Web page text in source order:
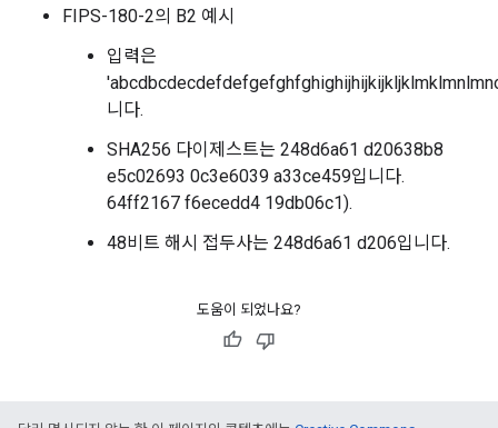
FIPS-180-2의 B2 예시
입력은
니다.
SHA256 다이제스트는 248d6a61 d20638b8
e5c02693 0c3e6039 a33ce459입니다.
64ff2167 f6ecedd4 19db06c1).
48비트 해시 접두사는 248d6a61 d206입니다.
도움이 되었나요?